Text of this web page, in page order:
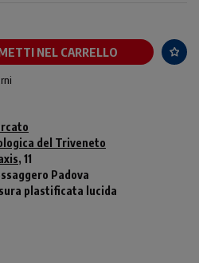
NEL CARRELLO
del Triveneto
, 11
Padova
plastificata lucida